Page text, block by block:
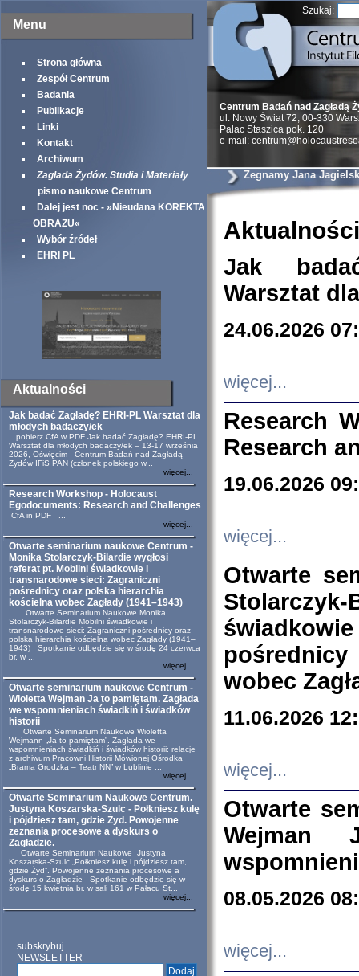
Menu
Strona główna
Zespół Centrum
Badania
Publikacje
Linki
Kontakt
Archiwum
Zagłada Żydów. Studia i Materiały
pismo naukowe Centrum
Dalej jest noc - »Nieudana KOREKTA
OBRAZU«
Wybór źródeł
EHRI PL
Aktualności
Jak badać Zagładę? EHRI-PL Warsztat dla
młodych badaczy/ek
pobierz CfA w PDF Jak badać Zagładę? EHRI-PL
Warsztat dla młodych badaczy/ek – 13-17 września
2026, Oświęcim Centrum Badań nad Zagładą
Żydów IFiS PAN (członek polskiego w...
więcej...
Research Workshop - Holocaust
Egodocuments: Research and Challenges
CfA in PDF ...
więcej...
Otwarte seminarium naukowe Centrum -
Monika Stolarczyk-Bilardie wygłosi
referat pt. Mobilni świadkowie i
transnarodowe sieci: Zagraniczni
pośrednicy oraz polska hierarchia
kościelna wobec Zagłady (1941–1943)
Otwarte Seminarium Naukowe Monika
Stolarczyk-Bilardie Mobilni świadkowie i
transnarodowe sieci: Zagraniczni pośrednicy oraz
polska hierarchia kościelna wobec Zagłady (1941–
1943) Spotkanie odbędzie się w środę 24 czerwca
br. w ...
więcej...
Otwarte seminarium naukowe Centrum -
Wioletta Wejman Ja to pamiętam. Zagłada
we wspomnieniach świadkiń i świadków
historii
Otwarte Seminarium Naukowe Wioletta
Wejmann „Ja to pamiętam”. Zagłada we
wspomnieniach świadkiń i świadków historii: relacje
z archiwum Pracowni Historii Mówionej Ośrodka
„Brama Grodzka – Teatr NN” w Lublinie ...
więcej...
Otwarte Seminarium Naukowe Centrum.
Justyna Koszarska-Szulc - Połkniesz kulę
i pójdziesz tam, gdzie Żyd. Powojenne
zeznania procesowe a dyskurs o
Zagładzie.
Otwarte Seminarium Naukowe Justyna
Koszarska-Szulc „Połkniesz kulę i pójdziesz tam,
gdzie Żyd”. Powojenne zeznania procesowe a
dyskurs o Zagładzie Spotkanie odbędzie się w
środę 15 kwietnia br. w sali 161 w Pałacu St...
więcej...
subskrybuj
NEWSLETTER
Szukaj:
Centrum Badań nad Zagładą
ul. Nowy Świat 72, 00-330
Palac Staszica pok. 120
e-mail:
Żegnamy Jana
Aktualności
Jak
Warsztat
24.06.2026
więcej...
Research
Research
19.06.2026
więcej...
Otwarte
wobec
11.06.2026
więcej...
Otwarte
Wejman
08.05.2026
więcej...